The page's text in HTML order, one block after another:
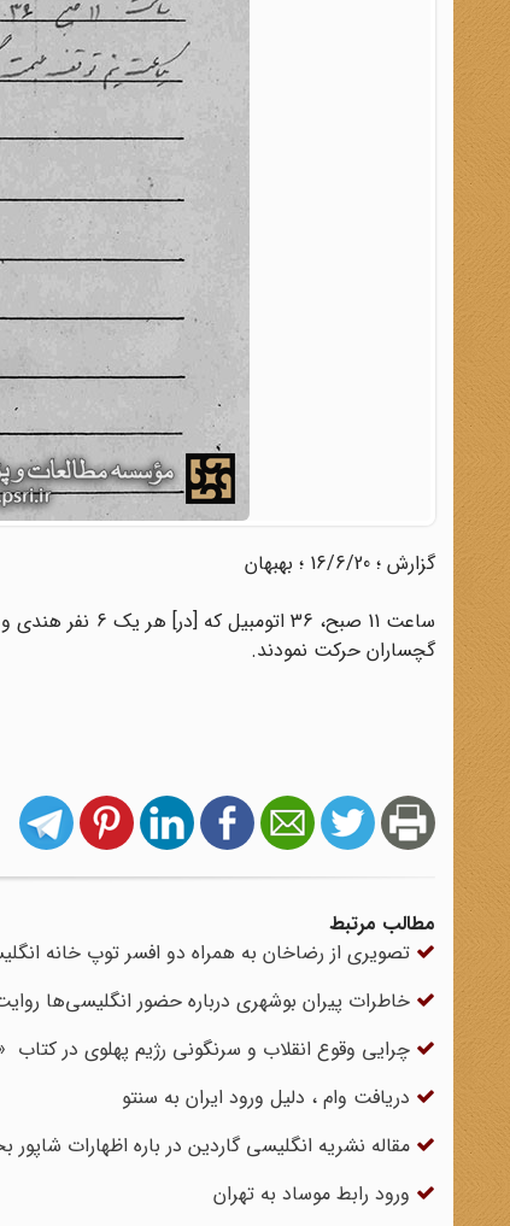
گزارش ؛ 16/6/20 ؛ بهبهان
ساعت 11 صبح،
گچساران حرکت نمودند.
مطالب مرتبط
تصویری از رضاخان به همراه دو افسر توپ خانه
‌خاطرات پیران بوشهری درباره حضور انگلیسی‌ها
چرایی وقوع انقلاب و سرنگونی رژیم پهلوی در کتاب
دریافت وام ، دلیل ورود ایران به سنتو
مقاله نشریه انگلیسی گاردین در باره اظهارات شاپور
ورود رابط موساد به تهران